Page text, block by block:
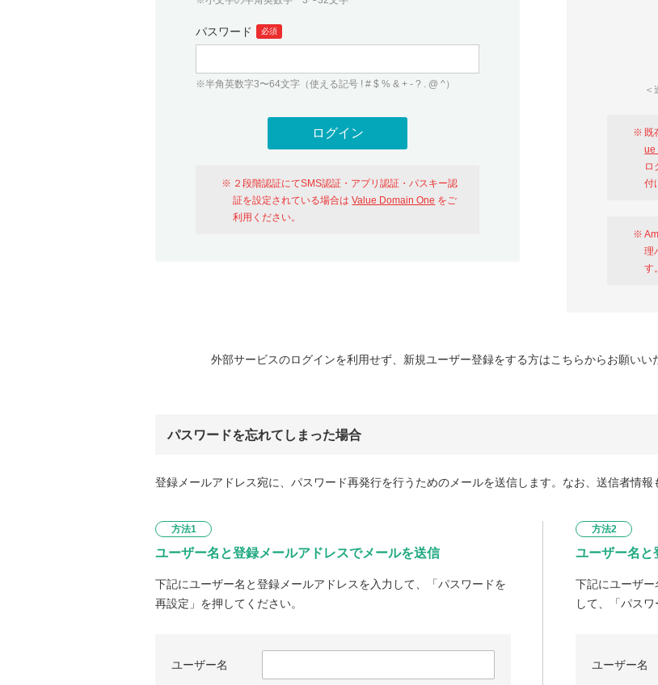
パスワード 必須
※半角英数字3〜64文字（使える記号 ! # $ % & + - ? . @ ^）
２段階認証にてSMS認証・アプリ認証・パスキー認
証を設定されている場合はValue Domain One をご
利用ください。
＜
既
ue
ロ
付
理
す。
外部サービスのログインを利用せず、新規ユーザー登録をする方はこちらからお願いい
パスワードを忘れてしまった場合
登録メールアドレス宛に、パスワード再発行を行うためのメールを送信します。なお、送信者情報
方法1
ユーザー名と登録メールアドレスでメールを送信
下記にユーザー名と登録メールアドレスを入力して、「パスワードを
再設定」を押してください。
ユーザー名
方法2
ユーザー名と
下記にユーザ
して、「パス
ユーザー名